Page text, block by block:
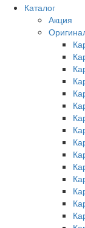
Каталог
Акция